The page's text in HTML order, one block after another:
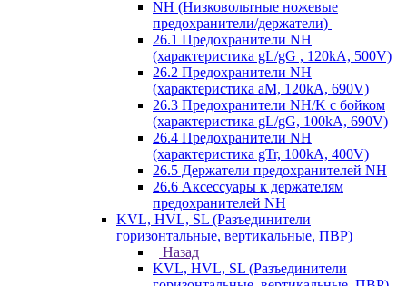
NH (Низковольтные ножевые
предохранители/держатели)
26.1 Предохранители NH
(характеристика gL/gG , 120kA, 500V)
26.2 Предохранители NH
(характеристика aM, 120kA, 690V)
26.3 Предохранители NH/K с бойком
(характеристика gL/gG, 100kA, 690V)
26.4 Предохранители NH
(характеристика gTr, 100kA, 400V)
26.5 Держатели предохранителей NH
26.6 Аксессуары к держателям
предохранителей NH
KVL, HVL, SL (Разъединители
горизонтальные, вертикальные, ПВР)
Назад
KVL, HVL, SL (Разъединители